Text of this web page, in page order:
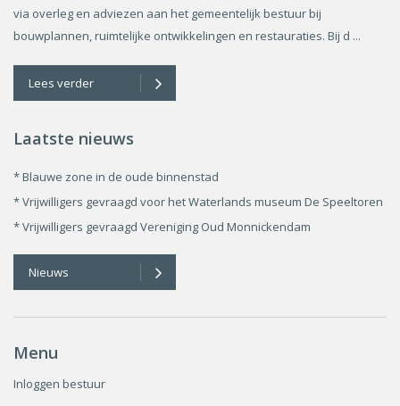
via overleg en adviezen aan het gemeentelijk bestuur bij
bouwplannen, ruimtelijke ontwikkelingen en restauraties. Bij d ...
Lees verder
Laatste nieuws
* Blauwe zone in de oude binnenstad
* Vrijwilligers gevraagd voor het Waterlands museum De Speeltoren
* Vrijwilligers gevraagd Vereniging Oud Monnickendam
Nieuws
Menu
Inloggen bestuur